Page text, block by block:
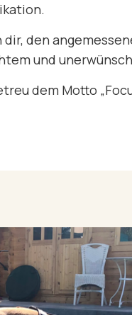
dir, den
und
dem Motto